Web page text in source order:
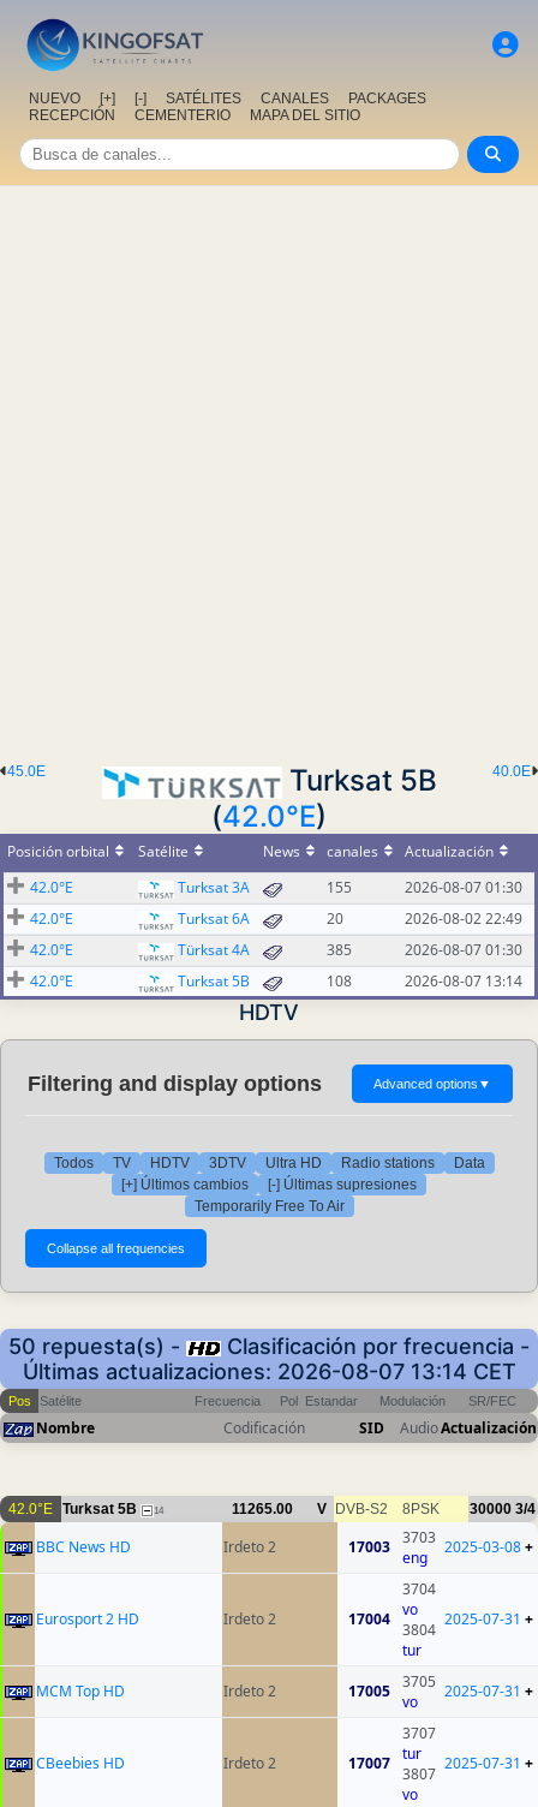
NUEVO [+] [-] SATÉLITES CANALES
PACKAGES
RECEPCIÓN
CEMENTERIO MAPA DEL SITIO
40.0E
45.0E
Turksat 5B
(42.0°E)
Posición orbital Satélite News canales
Actualización
42.0°E
Turksat 3A 155
2026-08-07 01:30
42.0°E
Turksat 6A 20
2026-08-02 22:49
42.0°E
Türksat 4A 385
2026-08-07 01:30
42.0°E
Turksat 5B 108 2026-08-07 13:14
HDTV
Filtering and display options Advanced options ▼
Todos TV HDTV 3DTV Ultra HD Radio stations
Data
[+] Últimos cambios
[-] Últimas supresiones
Temporarily Free To Air
50 repuesta(s) -
Clasificación por frecuencia -
Últimas actualizaciones: 2026-08-07 13:14 CET
Pos Satélite Frecuencia Pol Estandar Modulación SR/FEC
Nombre Codificación SID AudioActualización
42.0°E Turksat 5B 14 11265.00 V DVB-S2 8PSK 30000 3/4
BBC News HD Irdeto 2 17003 3703
eng
2025-03-08+
Eurosport 2 HD Irdeto 2 17004
3704
vo
3804
tur
2025-07-31 +
MCM Top HD Irdeto 2 17005 3705
vo
2025-07-31 +
CBeebies HD Irdeto 2 17007
3707
tur
3807
vo
2025-07-31 +